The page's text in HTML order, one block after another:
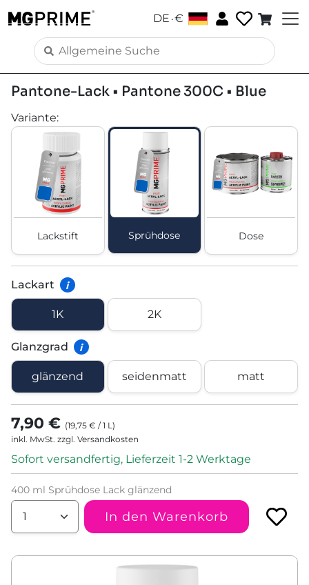
DE .€
Pantone-Lack • Pantone 300C • Blue
Variante:
Lackstift Sprühdose Dose
Lackart i
1K 2K
Glanzgrad i
glänzend seidenmatt matt
7,90 € (19,75 € /1 L )
inkl. MwSt. zzgl. Versandkosten
Sofort versandfertig, Lieferzeit 1-2 Werktage
400 ml Sprühdose Lack glänzend
In den Warenkorb